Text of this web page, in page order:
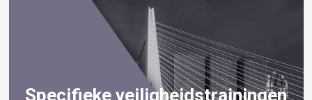
Specifieke veiligheidstrainingen